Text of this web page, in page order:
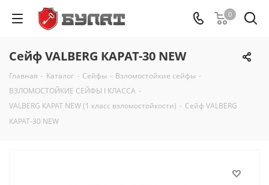
0
Сейф VALBERG КАРАТ-30 NEW
Главная - Каталог - Сейфы - Взломостойкие сейфы -
ВЗЛОМОСТОЙКИЕ СЕЙФЫ I КЛАССА -
VALBERG КАРАТ NEW (1 класс взломостойкости) - Сейф VALBERG
КАРАТ-30 NEW